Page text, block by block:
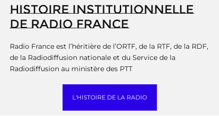
HISTOIRE INSTITUTIONNELLE
DE RADIO FRANCE
Radio France est l’héritière de l’ORTF, de la RTF, de la RDF,
de la Radiodiffusion nationale et du Service de la
Radiodiffusion au ministère des PTT
L'HISTOIRE DE LA RADIO